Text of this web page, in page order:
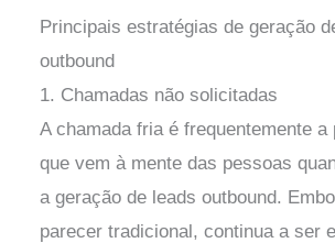
Principais estratégias de geração
outbound
1. Chamadas não solicitadas
A chamada fria é frequentemente
que vem à mente das pessoas
a geração de leads outbound.
parecer tradicional, continua a ser